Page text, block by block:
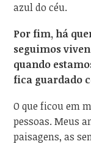
azul do céu.
Por fim, há
seguimos
quando
fica guardado
O que ficou em
pessoas. Meus
paisagens, as